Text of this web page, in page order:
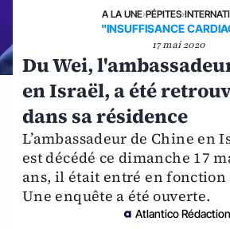
A LA UNE›PÉPITES›
"INSUFFISANCE
17 mai 2020
Du Wei,
en Israël, a été
dans sa résidence
L’ambassadeur de Chine en
est décédé ce dimanche 17
ans, il était entré en
Une enquête a été ouverte.
Atlantico Rédaction